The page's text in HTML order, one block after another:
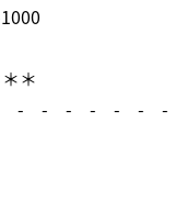
＊
- - - - - - -